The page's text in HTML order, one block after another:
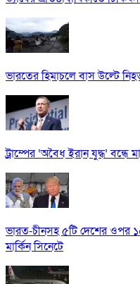
ভারতের হিমাচলে বাস উল্টে
ট্রাম্পের ‘অবৈধ ইরান যুদ্ধ’ বন্ধে
ভারত-চীনসহ ৫টি দেশের ওপর
মার্কিন সিনেটে